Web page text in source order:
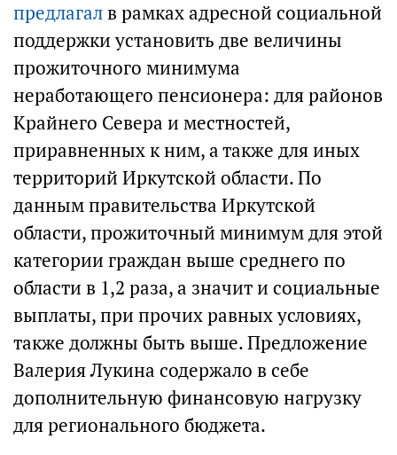
предлагалв рамках адресной социальной
поддержки установить две величины
прожиточного минимума
неработающего пенсионера: для районов
Крайнего Севера и местностей,
приравненных к ним, а также для иных
территорий Иркутской области. По
данным правительства Иркутской
области, прожиточный минимум для этой
категории граждан выше среднего по
области в 1,2 раза, а значит и социальные
выплаты, при прочих равных условиях,
также должны быть выше. Предложение
Валерия Лукина содержало в себе
дополнительную финансовую нагрузку
для регионального бюджета.